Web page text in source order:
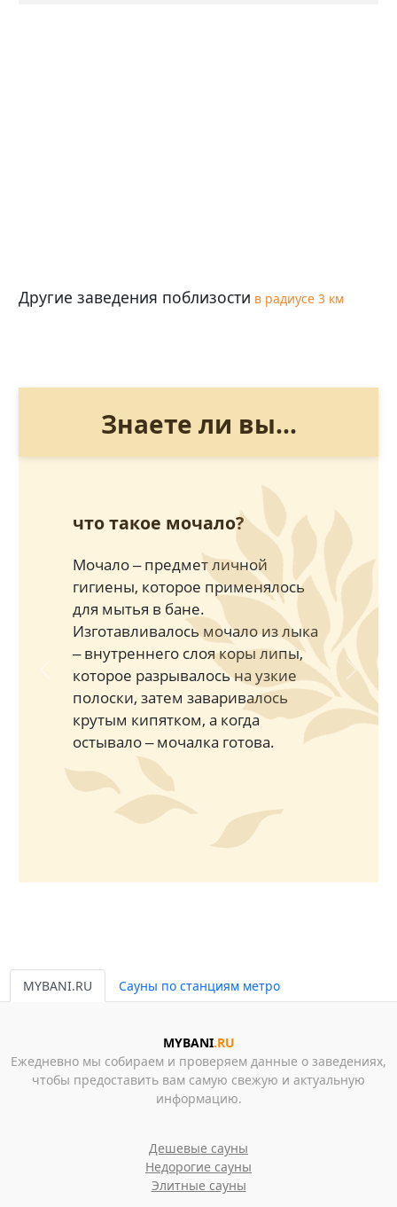
Другие заведения поблизости в радиусе 3 км
Знаете ли вы...
что такое мочало?
Мочало ‒ предмет личной
гигиены, которое применялось
для мытья в бане.
Изготавливалось мочало из лыка
‒ внутреннего слоя коры липы,
которое разрывалось на узкие
полоски, затем заваривалось
крутым кипятком, а когда
остывало ‒ мочалка готова.
Previous Next
MYBANI.RU Сауны по станциям метро
MYBANI.RU
Ежедневно мы собираем и проверяем данные о заведениях,
чтобы предоставить вам самую свежую и актуальную
информацию.
Дешевые сауны
Недорогие сауны
Элитные сауны